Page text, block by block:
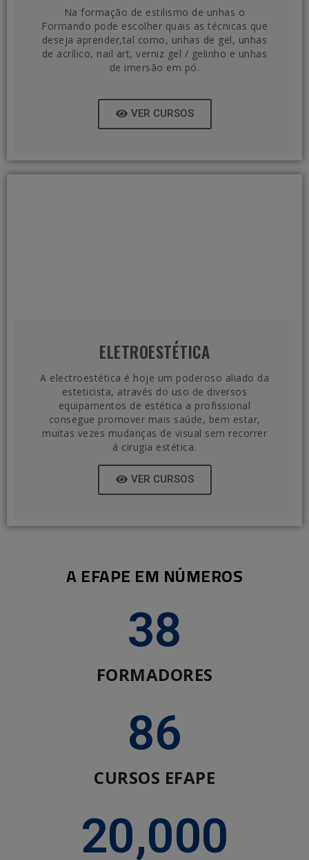
Na formação de estilismo de unhas o
Formando pode escolher quais as técnicas que
deseja aprender,tal como, unhas de gel, unhas
de acrílico, nail art, verniz gel / gelinho e unhas
de imersão em pó.
VER CURSOS
ELETROESTÉTICA
A electroestética é hoje um poderoso aliado da
esteticista, através do uso de diversos
equipamentos de estética a profissional
consegue promover mais saúde, bem estar,
muitas vezes mudanças de visual sem recorrer
á cirugia estética.
VER CURSOS
A EFAPE EM NÚMEROS
38
FORMADORES
86
CURSOS EFAPE
20,000